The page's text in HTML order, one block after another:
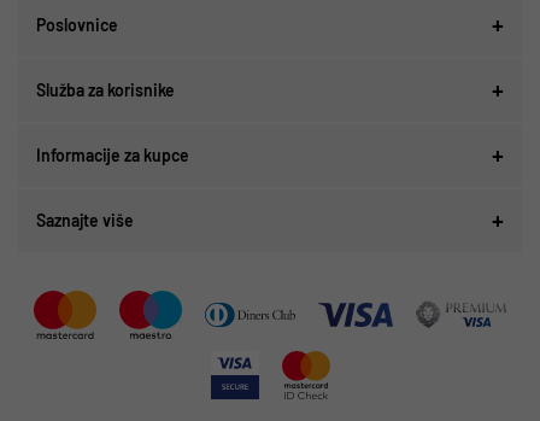
Poslovnice
Služba za korisnike
Informacije za kupce
Saznajte više